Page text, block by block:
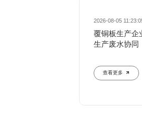
2026-08-05
覆铜板生产企
生产废水协同
查看更多